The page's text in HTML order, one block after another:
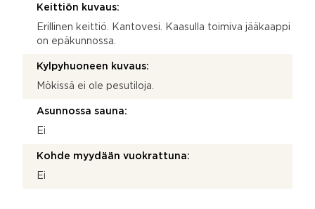
Keittiön kuvaus:
Erillinen keittiö. Kantovesi. Kaasulla toimiva jääkaappi
on epäkunnossa.
Kylpyhuoneen kuvaus:
Mökissä ei ole pesutiloja.
Asunnossa sauna:
Ei
Kohde myydään vuokrattuna:
Ei